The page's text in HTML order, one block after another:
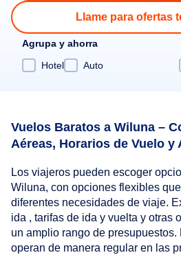
Llame para ofertas
Agrupa y ahorra
Hotel
Auto
Vuelos Baratos a Wiluna –
Aéreas, Horarios de Vuelo y
Los viajeros pueden escoger
Wiluna, con opciones flexibles
diferentes necesidades de viaje.
ida , tarifas de ida y vuelta y otras
un amplio rango de
operan de manera regular en las